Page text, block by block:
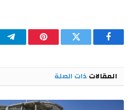
فيسبوك تويتر بينتيريست
المقالات ذات الصلة